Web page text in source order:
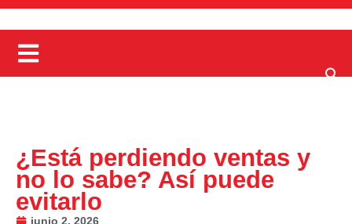
¿Está perdiendo ventas y
no lo sabe? Así puede
evitarlo
junio 2, 2026